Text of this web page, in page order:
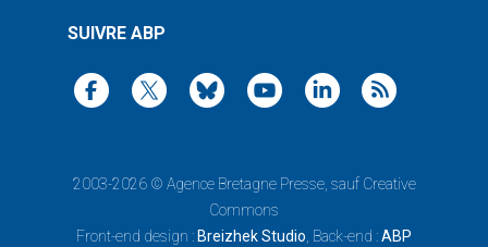
SUIVRE ABP
2003-2026 © Agence Bretagne Presse, sauf Creative
Commons
Front-end design : Breizhek Studio, Back-end :ABP